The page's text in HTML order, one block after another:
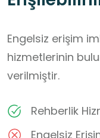
Engelsiz erişim
hizmetlerinin
verilmiştir.
Rehberlik
Engelsiz